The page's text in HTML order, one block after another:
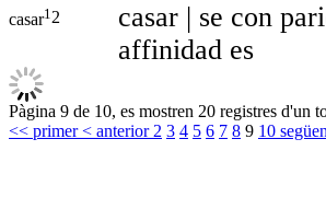
casar1 2
casar | se con
affinidad es
Pàgina 9 de 10, es mostren 20 registres d'un
<< primer< anterior 2 3 4 5 6 7 8 9 10